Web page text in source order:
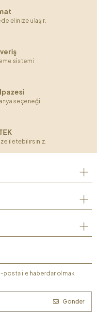
elinize ulaşır.
sistemi
seçeneği
iletebilirsiniz.
posta ile haberdar olmak
Gönder